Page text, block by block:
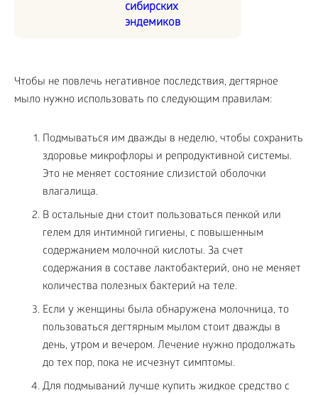
сибирских
эндемиков
Чтобы не повлечь негативное последствия, дегтярное
мыло нужно использовать по следующим правилам:
Подмываться им дважды в неделю, чтобы сохранить
здоровье микрофлоры и репродуктивной системы.
Это не меняет состояние слизистой оболочки
влагалища.
В остальные дни стоит пользоваться пенкой или
гелем для интимной гигиены, с повышенным
содержанием молочной кислоты. За счет
содержания в составе лактобактерий, оно не меняет
количества полезных бактерий на теле.
Если у женщины была обнаружена молочница, то
пользоваться дегтярным мылом стоит дважды в
день, утром и вечером. Лечение нужно продолжать
до тех пор, пока не исчезнут симптомы.
Для подмываний лучше купить жидкое средство с